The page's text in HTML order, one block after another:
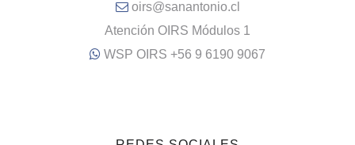
oirs@sanantonio.cl
Atención OIRS Módulos 1
WSP OIRS +56 9 6190 9067